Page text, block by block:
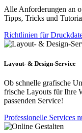
Alle Anforderungen an
Tipps, Tricks und
Richtlinien für
Layout- & Design-Service
Ob schnelle grafische
frische Layouts für Ihre
passenden Service!
Professionelle Services